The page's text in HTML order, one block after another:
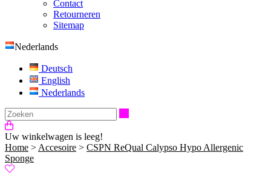
Contact
Retourneren
Sitemap
Nederlands
Deutsch
English
Nederlands
Uw winkelwagen is leeg!
Home > Accesoire > CSPN ReQual Calypso Hypo Allergenic
Sponge